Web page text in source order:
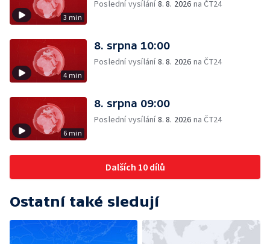
3 min
Poslední vysílání8. 8. 2026 na ČT24
4 min
8. srpna 10:00
Poslední vysílání8. 8. 2026 na ČT24
6 min
8. srpna 09:00
Poslední vysílání8. 8. 2026 na ČT24
Dalších 10 dílů
Ostatní také sledují